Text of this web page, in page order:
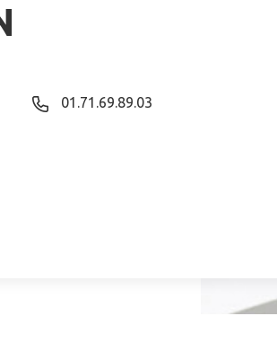
01.71.69.89.03